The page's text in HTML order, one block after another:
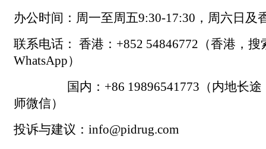
办公时间：周一至周五9:30-17:30，周六日及
联系电话： 香港：+852 54846772（香港，搜
WhatsApp）
国内：+86 19896541773（内地长途
师微信）
投诉与建议：info@pidrug.com